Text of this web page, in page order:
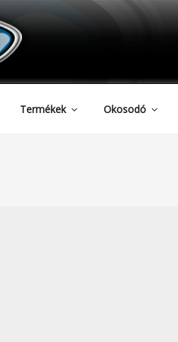
Termékek Okosodó